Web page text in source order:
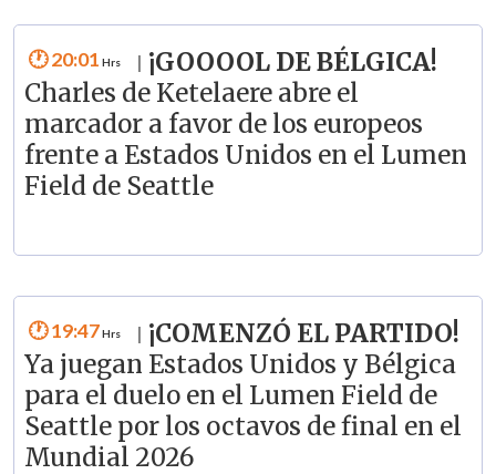
20:01
¡GOOOOL DE BÉLGICA!
Charles de Ketelaere abre el
marcador a favor de los europeos
frente a Estados Unidos en el Lumen
Field de Seattle
19:47
¡COMENZÓ EL PARTIDO!
Ya juegan Estados Unidos y Bélgica
para el duelo en el Lumen Field de
Seattle por los octavos de final en el
Mundial 2026